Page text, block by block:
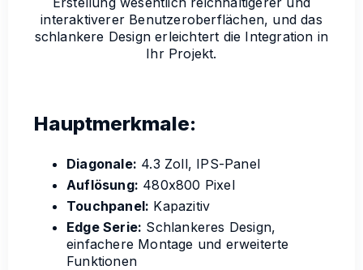
interaktiverer Benutzeroberflächen, und das
schlankere Design erleichtert die Integration in
Ihr Projekt.
Hauptmerkmale:
Diagonale: 4.3 Zoll, IPS-Panel
Auflösung: 480x800 Pixel
Touchpanel: Kapazitiv
Edge Serie: Schlankeres Design,
einfachere Montage und erweiterte
Funktionen